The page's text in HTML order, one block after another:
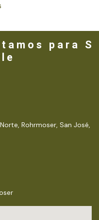
t a m o s p a r a S
e
Rohrmoser, San José,